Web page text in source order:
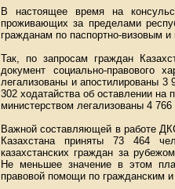
В настоящее время на
проживающих за пределами
гражданам по паспортно-визовым
Так, по запросам граждан
документ социально-правового
легализованы и апостилированы
302 ходатайства об оставлении на
министерством легализованы 4 766
Важной составляющей в работе
Казахстана приняты 73 464
казахстанских граждан за
Не меньшее значение в этом
правовой помощи по гражданским